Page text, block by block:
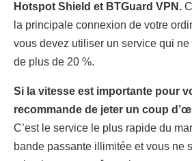
Hotspot Shield et BTGuard VPN.
la principale connexion de votre
vous devez utiliser un service qui
de plus de 20 %.
Si la vitesse est importante pour
recommande de jeter un coup
C’est le service le plus rapide du
bande passante illimitée et vous ne